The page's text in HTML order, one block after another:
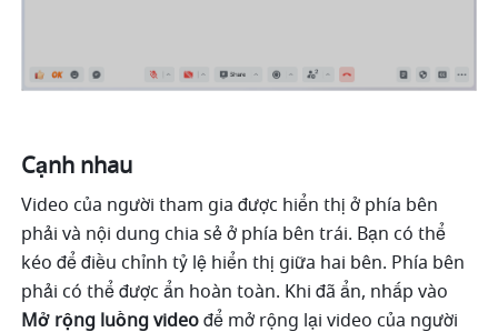
Cạnh nhau
Video của người tham gia được hiển thị ở phía bên
phải và nội dung chia sẻ ở phía bên trái. Bạn có thể
kéo để điều chỉnh tỷ lệ hiển thị giữa hai bên. Phía bên
Mở rộng luồng video để mở rộng lại video của người